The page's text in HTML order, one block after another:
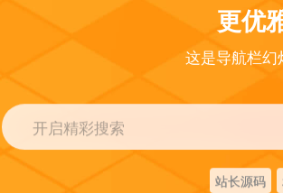
更优
这是导航栏
开启精彩搜索
站长源码